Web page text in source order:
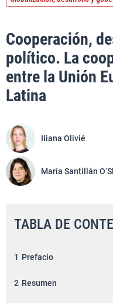
Cooperación,
político. La
entre la Unión
Latina
Iliana Olivié
María Santillán
TABLA DE
1 Prefacio
2 Resumen